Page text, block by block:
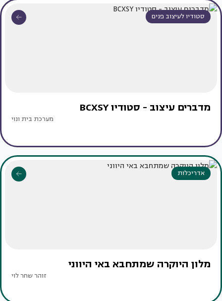
סטודיו לעיצוב פנים
מדברים עיצוב - סטודיו BCXSY
מערכת בית ונוי
אדריכלות
מלון היוקרה שמתחבא באי היווני
זוהר שחר לוי